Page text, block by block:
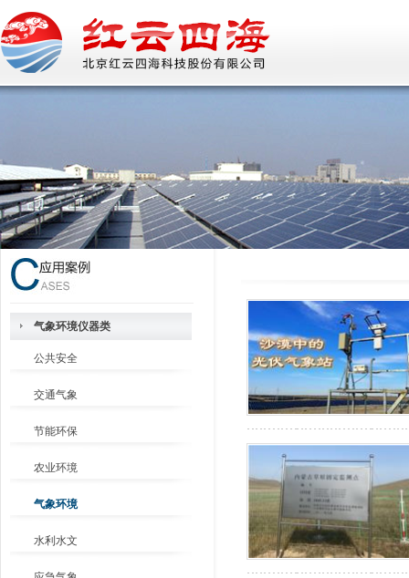
气象环境仪器类
公共安全
交通气象
节能环保
农业环境
气象环境
水利水文